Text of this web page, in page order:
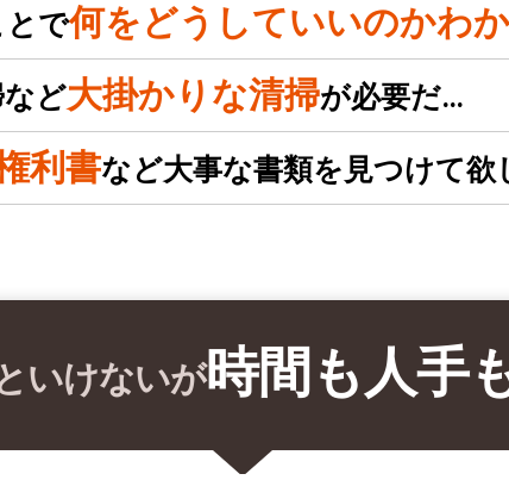
とで何をどうしていいのかわ
ど大掛かりな清掃が必要だ…
利書など大事な書類を見つけて
いけないが時間も人手